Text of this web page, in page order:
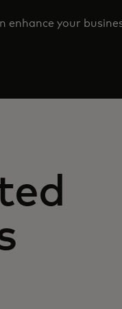
enhance your